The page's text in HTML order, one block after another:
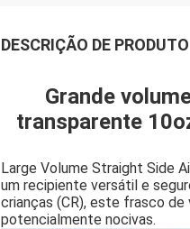
DESCRIÇÃO DE PRODUTO
Grande
transparente
Large Volume Straight Side
um recipiente versátil e
crianças (CR), este frasco de
potencialmente nocivas.